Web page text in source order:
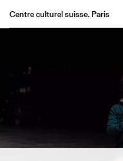
Centre culturel suisse. Paris
Buvette
Archives
About